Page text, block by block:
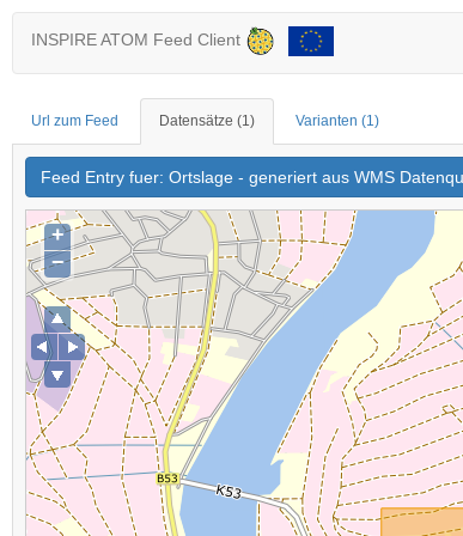
INSPIRE ATOM Feed Client
Url zum Feed Datensätze (1) Varianten (1)
Feed Entry fuer: Ortslage - generiert aus WMS
+
−